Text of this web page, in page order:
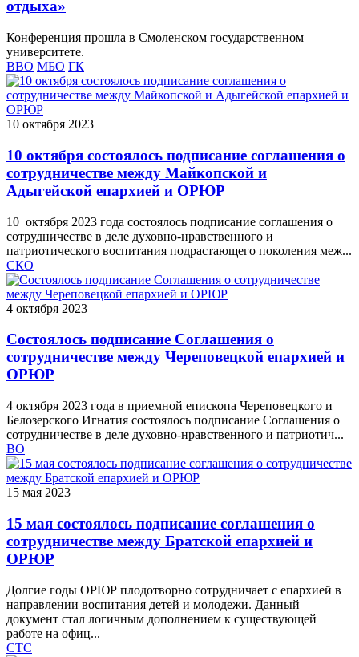
отдыха»
Конференция прошла в Смоленском государственном
университете.
ВВО МБО ГК
10 октября 2023
10 октября состоялось подписание соглашения о
сотрудничестве между Майкопской и
Адыгейской епархией и ОРЮР
10 октября 2023 года состоялось подписание соглашения о
сотрудничестве в деле духовно-нравственного и
патриотического воспитания подрастающего поколения меж...
СКО
4 октября 2023
Состоялось подписание Соглашения о
сотрудничестве между Череповецкой епархией и
ОРЮР
4 октября 2023 года в приемной епископа Череповецкого и
Белозерского Игнатия состоялось подписание Соглашения о
сотрудничестве в деле духовно-нравственного и патриотич...
ВО
15 мая 2023
15 мая состоялось подписание соглашения о
сотрудничестве между Братской епархией и
ОРЮР
Долгие годы ОРЮР плодотворно сотрудничает с епархией в
направлении воспитания детей и молодежи. Данный
документ стал логичным дополнением к существующей
работе на офиц...
СТС